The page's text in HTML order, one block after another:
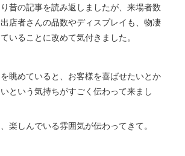
昔の記事を読み返しましたが、来場者数
店者さんの品数やディスプレイも、物凄
いることに改めて気付きました。
眺めていると、お客様を喜ばせたいとか
という気持ちがすごく伝わって来まし
楽しんでいる雰囲気が伝わってきて。